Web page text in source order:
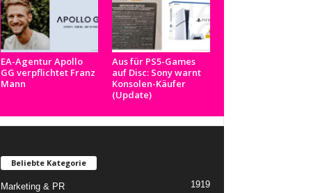
EA-Agentur Apollo
GG verpflichtet Franz
Mann
Aus für PS5-Games
auf Disc: Sony warnt
Konsolen-Käufer
(Update)
Beliebte Kategorie
Marketing & PR 1919